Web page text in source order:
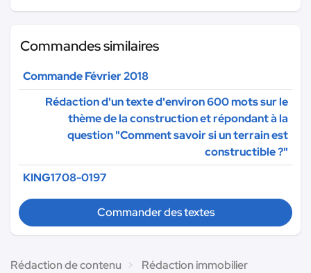
Commandes similaires
Commande Février 2018
Rédaction d'un texte d'environ 600 mots sur le
thème de la construction et répondant à la
question "Comment savoir si un terrain est
constructible ?"
KING1708-0197
Commander des textes
Rédaction de contenu
Rédaction immobilier